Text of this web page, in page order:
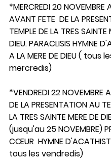
*MERCREDI 20 NOVEMBRE
AVANT FETE  DE LA
TEMPLE DE LA TRES SAINTE
DIEU. PARACLISIS HYMNE
A LA MERE DE DIEU ( tous
mercredis)
*VENDREDI 22 NOVEMBRE
DE LA PRESENTATION AU
LA TRES SAINTE MERE DE
(jusqu'au 25 NOVEMBRE)
CŒUR  HYMNE
tous les vendredis)